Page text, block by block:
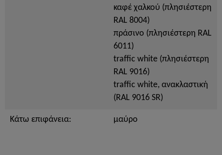
καφέ χαλκού (πλησιέστερη
RAL 8004)
πράσινο (πλησιέστερη RAL
6011)
traffic white (πλησιέστερη
RAL 9016)
traffic white, ανακλαστική
(RAL 9016 SR)
Κάτω επιφάνεια: μαύρο